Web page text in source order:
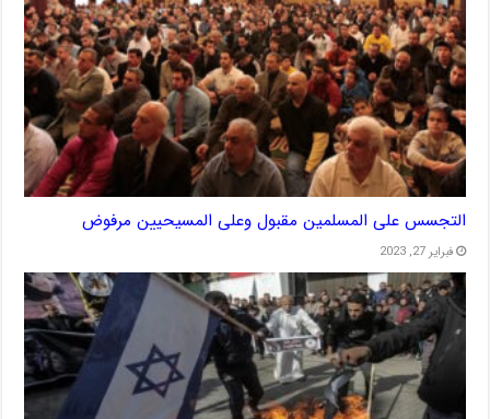
التجسس على المسلمين مقبول وعلى المسيحيين مرفوض
فبراير 27, 2023